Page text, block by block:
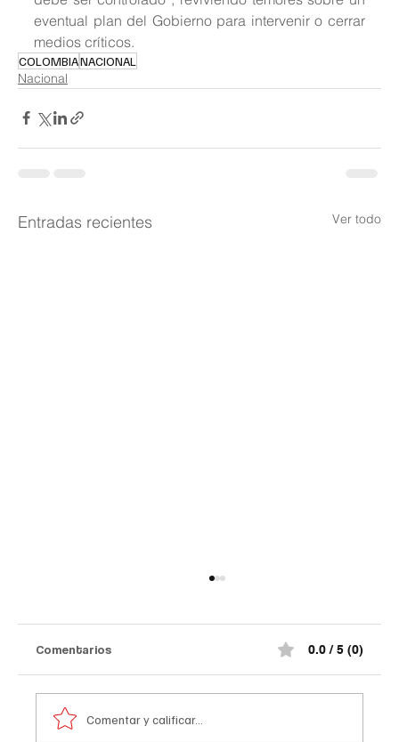
eventual plan del Gobierno para intervenir o cerrar
medios críticos.
COLOMBIANACIONAL
Nacional
Entradas recientes Ver todo
Comentarios 0.0 / 5 (0)
Comentar y calificar...